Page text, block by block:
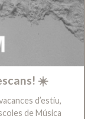
☀️
d’estiu,
de Música